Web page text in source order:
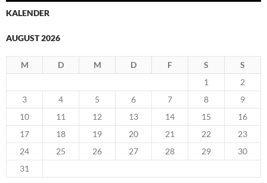
KALENDER
AUGUST 2026
M D M D F S
S
1
2
3
4 5 6 7 8
9
10
11 12 13 14 15
16
17
18 19 20 21 22
23
24
25 26 27 28 29
30
31